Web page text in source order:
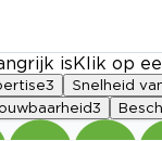
is Klik op
3 Snelheid
3